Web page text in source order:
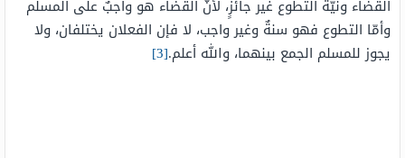
القضاء ونيّة التطوع غير جائزٍ، لأنّ القضاء هو واجبٌ على المسلم
وأمّا التطوع فهو سنةٌ وغير واجب، لا فإن الفعلان يختلفان، ولا
يجوز للمسلم الجمع بينهما، والله أعلم.[3]